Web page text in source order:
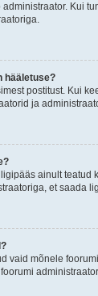
Kui
hääletuse?
postitust. Kui
ja
ainult teatud
et saada
vaid mõnele